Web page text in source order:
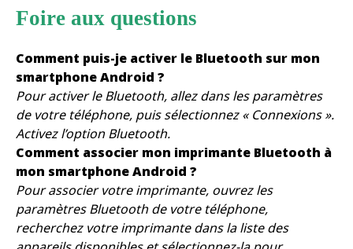
Foire aux questions
Comment puis-je activer le Bluetooth sur mon
smartphone Android ?
Pour activer le Bluetooth, allez dans les paramètres
de votre téléphone, puis sélectionnez « Connexions ».
Activez l’option Bluetooth.
Comment associer mon imprimante Bluetooth à
mon smartphone Android ?
Pour associer votre imprimante, ouvrez les
paramètres Bluetooth de votre téléphone,
recherchez votre imprimante dans la liste des